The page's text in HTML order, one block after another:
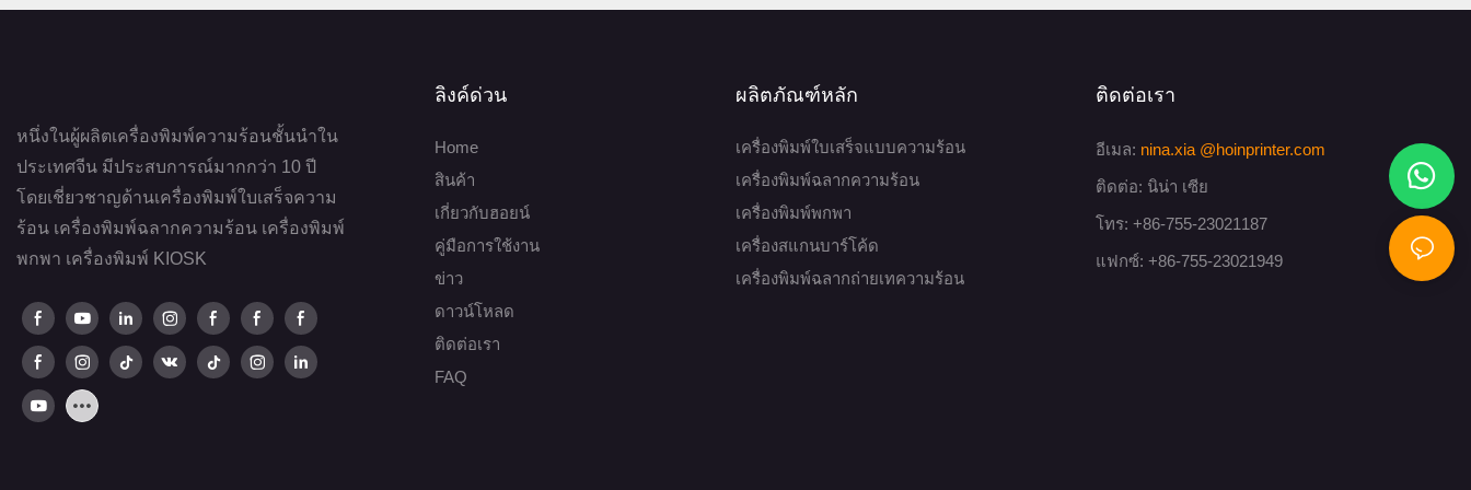
หนึ่งในผู้ผลิตเครื่องพิมพ์ความร้อนชั้นนำใน
ประเทศจีน มีประสบการณ์มากกว่า 10 ปี
โดยเชี่ยวชาญด้านเครื่องพิมพ์ใบเสร็จความ
ร้อน เครื่องพิมพ์ฉลากความร้อน เครื่องพิมพ์
พกพา เครื่องพิมพ์ KIOSK
ลิงค์ด่วน
Home
สินค้า
เกี่ยวกับฮอยน์
คู่มือการใช้งาน
ข่าว
ดาวน์โหลด
ติดต่อเรา
FAQ
ผลิตภัณฑ์หลัก
เครื่องพิมพ์ใบเสร็จแบบความร้อน
เครื่องพิมพ์ฉลากความร้อน
เครื่องพิมพ์พกพา
เครื่องสแกนบาร์โค้ด
เครื่องพิมพ์ฉลากถ่ายเทความร้อน
ติดต่อเรา
อีเมล: nina.xia @hoinprinter.com
ติดต่อ: นิน่า เซีย
โทร: +86-755-23021187
แฟกซ์: +86-755-23021949